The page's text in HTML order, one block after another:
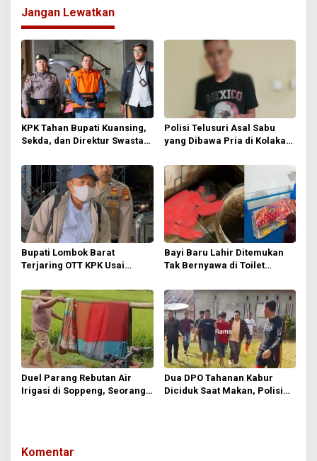
g
a
s
i
p
o
s
Jangan Lewatkan
KPK Tahan Bupati Kuansing,
Sekda, dan Direktur Swasta
Jabatan
Polisi Telusuri Asal Sabu
yang Dibawa Pria di Kolaka
Arena Sabung Ayam
Bupati Lombok Barat
Terjaring OTT KPK Usai
Kantor Langsung Disegel
Bayi Baru Lahir Ditemukan
Tak Bernyawa di Toilet
Sejumlah Fakta Penting
Duel Parang Rebutan Air
Irigasi di Soppeng, Seorang
Dua DPO Tahanan Kabur
Diciduk Saat Makan, Polisi
Komentar